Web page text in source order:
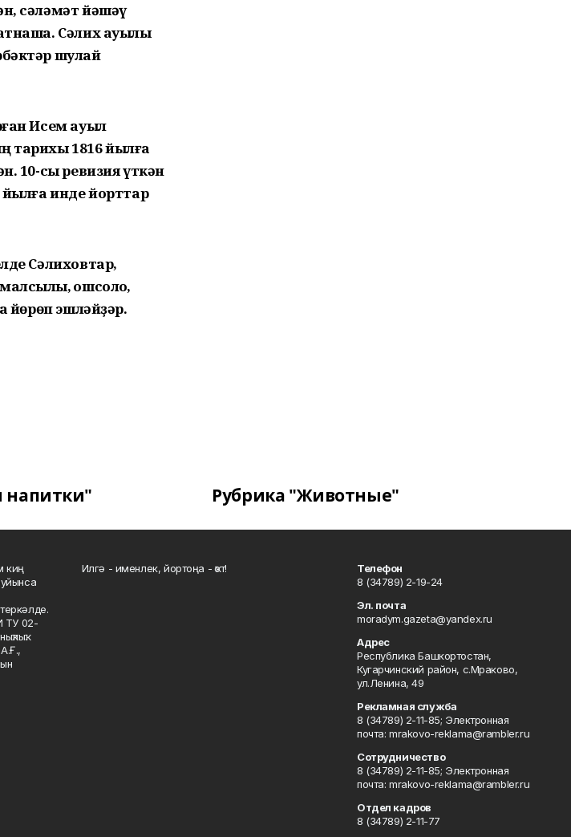
сәләмәт йәшәү
Сәлих ауылы
шулай
Исем ауыл
тарихы 1816 йылға
10-сы ревизия үткән
йылға инде йорттар
Сәлиховтар,
ҡошсолоҡ,
йөрөп эшләйҙәр.
напитки" Рубрика "Животные"
киң
ТУ 02-
Илгә - именлек, йортоңа - ҡот!
Телефон
8 (34789) 2-19-24
Эл. почта
moradym.gazeta@yandex.ru
Адрес
Республика Башкортостан,
Кугарчинский район, с.Мраково,
ул.Ленина, 49
Рекламная служба
8 (34789) 2-11-85; Электронная
почта: mrakovo-reklama@rambler.ru
Сотрудничество
8 (34789) 2-11-85; Электронная
почта: mrakovo-reklama@rambler.ru
Отдел кадров
8 (34789) 2-11-77